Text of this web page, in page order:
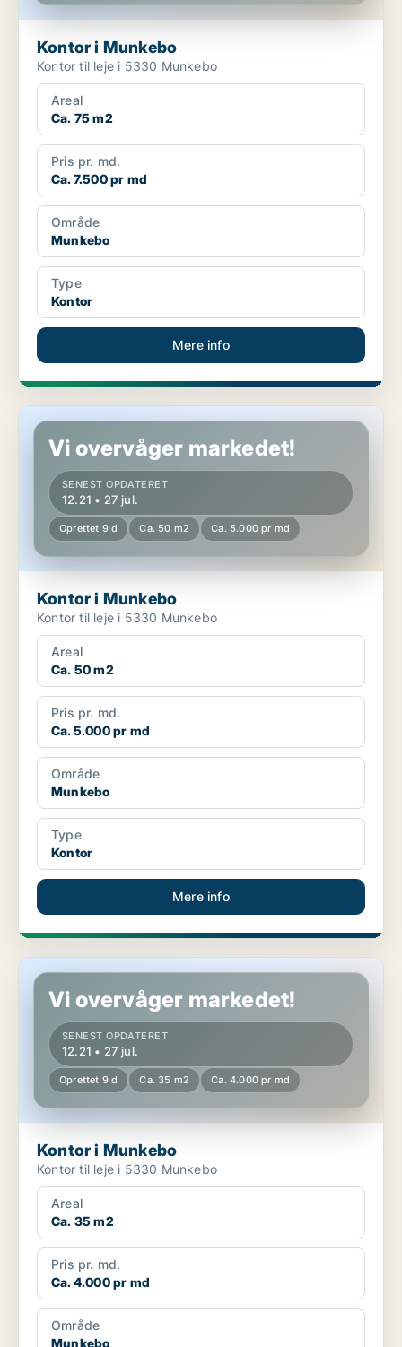
Kontor i Munkebo
Kontor til leje i 5330 Munkebo
Areal
Ca. 75 m2
Pris pr. md.
Ca. 7.500 pr md
Område
Munkebo
Type
Kontor
Mere info
Kontor i Munkebo
Vi overvåger markedet!
SENEST OPDATERET
12.21 • 27 jul.
Oprettet 9 d Ca. 50 m2 Ca. 5.000 pr md
Kontor i Munkebo
Kontor til leje i 5330 Munkebo
Areal
Ca. 50 m2
Pris pr. md.
Ca. 5.000 pr md
Område
Munkebo
Type
Kontor
Mere info
Kontor i Munkebo
Vi overvåger markedet!
SENEST OPDATERET
12.21 • 27 jul.
Oprettet 9 d Ca. 35 m2 Ca. 4.000 pr md
Kontor i Munkebo
Kontor til leje i 5330 Munkebo
Areal
Ca. 35 m2
Pris pr. md.
Ca. 4.000 pr md
Område
Munkebo